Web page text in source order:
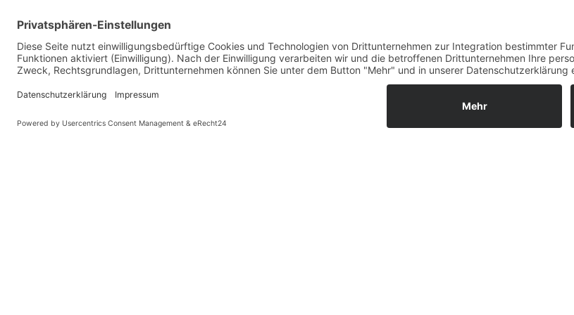
"Großes" Fahrgefühl
Egal wie klein oder schnell sich ein Faltrad falten lässt, es muss auch ein Fahrrad sein, mit dem Sie gerne
PARTNER